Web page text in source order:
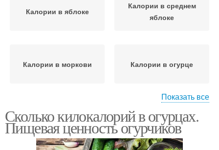
Калории в яблоке
Калории в среднем
яблоке
Калории в моркови Калории в огурце
Калории в огурцах Калории в капусте
Показать все
Сколько килокалорий в огурцах.
Пищевая ценность огурчиков